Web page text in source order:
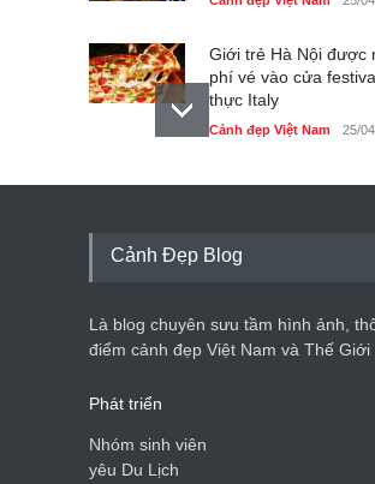
Giới trẻ Hà Nội được
phí vé vào cửa
thực Italy
Cảnh đẹp Việt Nam 25/
Tam giác mạch khoe
du lịch quốc gia
Cảnh đẹp Việt Nam 24/
Cảnh Đẹp Blog
Là blog chuyên sưu tầm hình ảnh,
điểm cảnh đẹp Việt Nam và Thế Giới
Phát triển
Nhóm sinh viên
yêu Du Lịch